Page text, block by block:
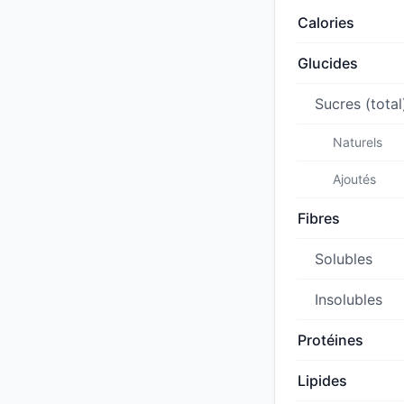
Calories
Glucides
Sucres
Naturels
Ajoutés
Fibres
Solubles
Insolubles
Protéines
Lipides